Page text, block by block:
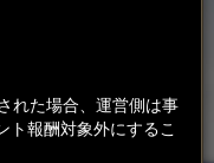
れた場合、運営側は事
ト報酬対象外にするこ